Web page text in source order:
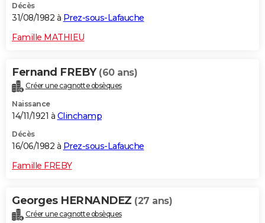
Décès
31/08/1982 à Prez-sous-Lafauche
Famille MATHIEU
Fernand FREBY (60 ans)
Créer une cagnotte obsèques
Naissance
14/11/1921 à Clinchamp
Décès
16/06/1982 à Prez-sous-Lafauche
Famille FREBY
Georges HERNANDEZ (27 ans)
Créer une cagnotte obsèques